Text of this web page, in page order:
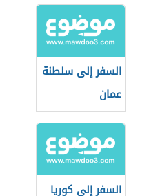
السفر إلى سلطنة
عمان
السفر إلى كوريا